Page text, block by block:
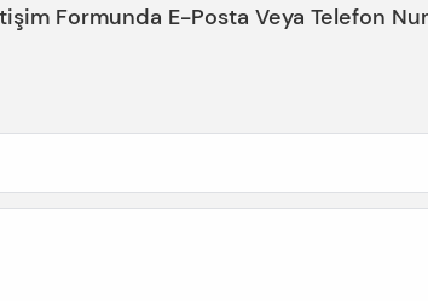
Formunda E-Posta Veya Telefon